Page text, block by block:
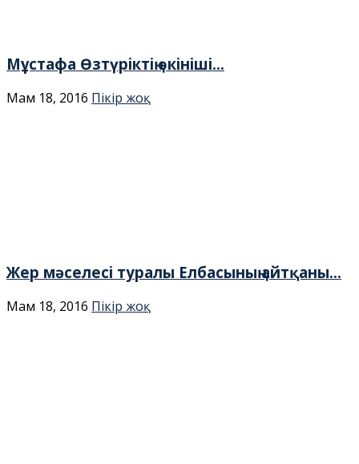
Мұстафа Өзтүріктің өкініші…
Мам 18, 2016 Пікір жоқ
Жер мәселесі туралы Елбасының айтқаны...
Мам 18, 2016 Пікір жоқ